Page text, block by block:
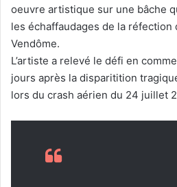
oeuvre artistique sur une bâche
les échaffaudages de la réfection
Vendôme.
L’artiste a relevé le défi en
jours après la disparitition
lors du crash aérien du 24 juillet